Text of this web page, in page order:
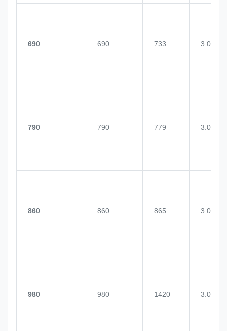
690 690 733 3.0
790 790 779 3.0
860 860 865 3.0
980 980 1420 3.0